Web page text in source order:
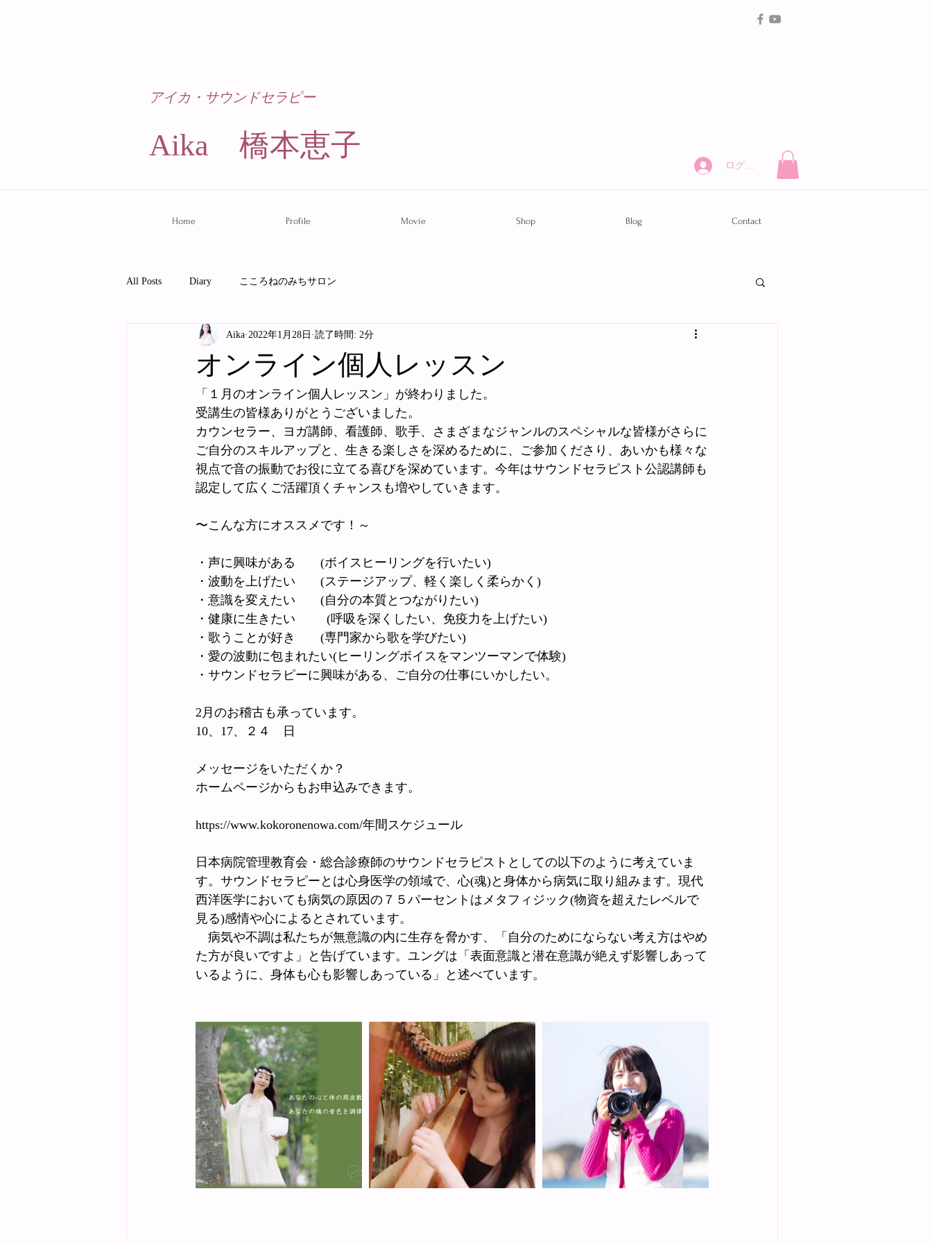
アイカ・サウンドセラピー
Aika 橋本恵子​
ログイン
Home Profile Movie Shop Blog Contact
All Posts Diary こころねのみちサロン
オンライン個人レッスン
Aika 2022年1月28日 読了時間: 2分
「１月のオンライン個人レッスン」が終わりました。
受講生の皆様ありがとうございました。
カウンセラー、ヨガ講師、看護師、歌手、さまざまなジャンルのスペシャルな皆様がさらに
ご自分のスキルアップと、生きる楽しさを深めるために、ご参加くださり、あいかも様々な
視点で音の振動でお役に立てる喜びを深めています。今年はサウンドセラピスト公認講師も
認定して広くご活躍頂くチャンスも増やしていきます。
〜こんな方にオススメです！～
・声に興味がある　　(ボイスヒーリングを行いたい)
・波動を上げたい　　(ステージアップ、軽く楽しく柔らかく)
・意識を変えたい　　(自分の本質とつながりたい)
・健康に生きたい         (呼吸を深くしたい、免疫力を上げたい)
・歌うことが好き　　(専門家から歌を学びたい)
・愛の波動に包まれたい(ヒーリングボイスをマンツーマンで体験)
・サウンドセラピーに興味がある、ご自分の仕事にいかしたい。
2月のお稽古も承っています。
10、17、２４　日
メッセージをいただくか？
ホームページからもお申込みできます。
https://www.kokoronenowa.com/年間スケジュール
日本病院管理教育会・総合診療師のサウンドセラピストとしての以下のように考えていま
す。サウンドセラピーとは心身医学の領域で、心(魂)と身体から病気に取り組みます。現代
西洋医学においても病気の原因の７５パーセントはメタフィジック(物資を超えたレベルで
見る)感情や心によるとされています。
病気や不調は私たちが無意識の内に生存を脅かす、「自分のためにならない考え方はやめ
た方が良いですよ」と告げています。ユングは「表面意識と潜在意識が絶えず影響しあって
いるように、身体も心も影響しあっている」と述べています。